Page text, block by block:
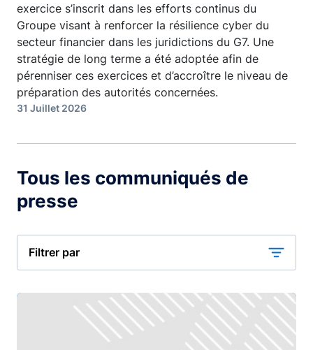
exercice s’inscrit dans les efforts continus du
Groupe visant à renforcer la résilience cyber du
secteur financier dans les juridictions du G7. Une
stratégie de long terme a été adoptée afin de
pérenniser ces exercices et d’accroître le niveau de
préparation des autorités concernées.
31 Juillet 2026
Tous les communiqués de
presse
Filtrer par